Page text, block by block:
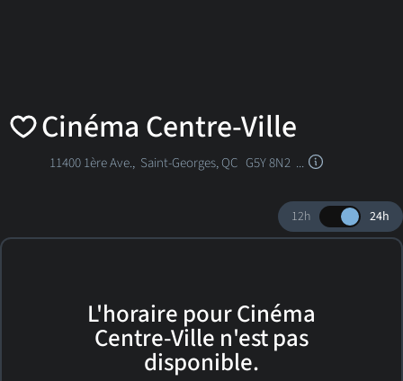
Cinéma Centre‑Ville
11400 1ère Ave., Saint-Georges, QC G5Y 8N2 ...
12h 24h
L'horaire pour Cinéma
Centre-Ville n'est pas
disponible.